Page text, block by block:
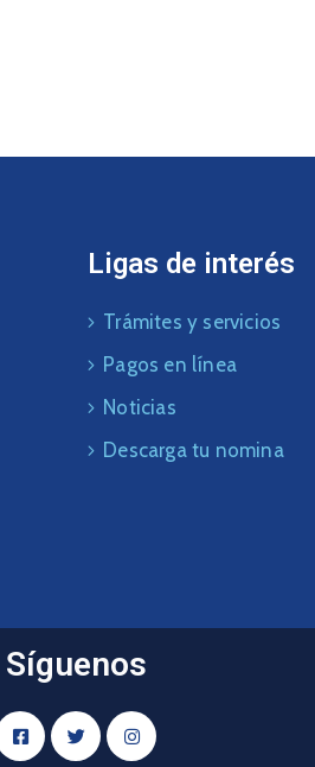
Ligas de interés
Trámites y servicios
Pagos en línea
Noticias
Descarga tu nomina
Síguenos